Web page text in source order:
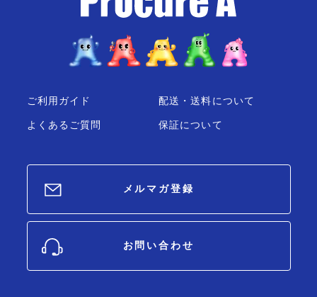
ご利用ガイド
よくあるご質問
配送・送料について
保証について
メルマガ登録
お問い合わせ